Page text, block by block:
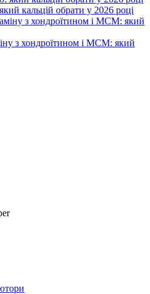
кальцій обрати у 2026 році
з хондроїтином і МСМ: який